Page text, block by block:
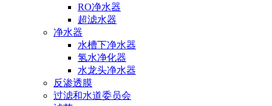
RO净水器
超滤水器
净水器
水槽下净水器
氢水净化器
水龙头净水器
反渗透膜
过滤和水道委员会